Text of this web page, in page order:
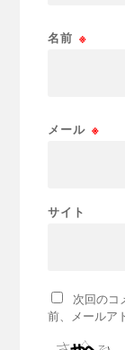
名前 ※
メール ※
サイト
次回のコ
前、メールア